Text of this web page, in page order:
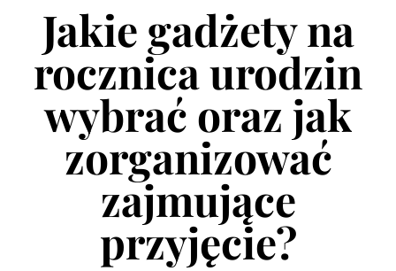
Jakie gadżety na
rocznica urodzin
wybrać oraz jak
zorganizować
zajmujące
przyjęcie?